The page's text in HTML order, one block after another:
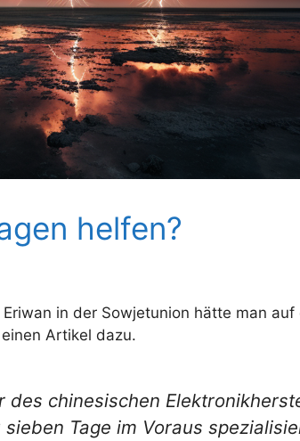
helfen?
in der Sowjetunion hätte man
Artikel dazu.
des chinesischen
Tage im Voraus